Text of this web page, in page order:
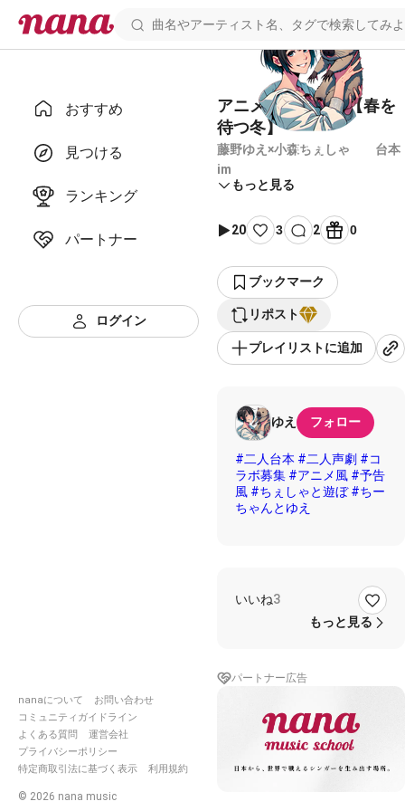
おすすめ
見つける
ランキング
パートナー
ログイン
nanaについて
お問い合わせ
コミュニティガイドライン
よくある質問
運営会社
プライバシーポリシー
特定商取引法に基づく表示
利用規約
© 2026 nana music
アニメ予告風声劇【春を
待つ冬】
藤野ゆえ×小森ちぇしゃ 台本
im
もっと見る
20 3 2 0
ブックマーク
リポスト
プレイリストに追加
ゆえ フォロー
#二人台本 #二人声劇 #コ
ラボ募集 #アニメ風 #予告
風 #ちぇしゃと遊ぼ #ちー
ちゃんとゆえ
いいね3
もっと見る
パートナー広告